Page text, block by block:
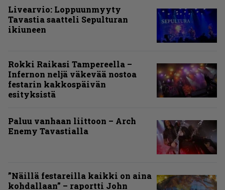
Livearvio: Loppuunmyyty
Tavastia saatteli Sepulturan
ikiuneen
Rokki Raikasi Tampereella –
Infernon neljä väkevää nostoa
festarin kakkospäivän
esityksistä
Paluu vanhaan liittoon – Arch
Enemy Tavastialla
”Näillä festareilla kaikki on aina
kohdallaan” – raportti John